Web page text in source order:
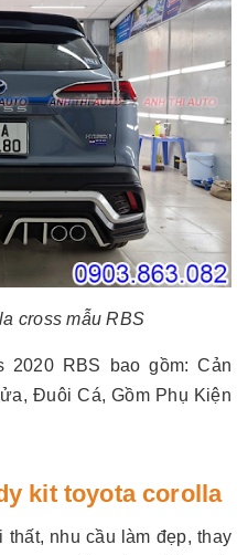
cross mẫu RBS
2020 RBS bao gồm: Cản
Đuôi Cá, Gồm Phụ Kiện
kit toyota corolla
thất, nhu cầu làm đẹp, thay